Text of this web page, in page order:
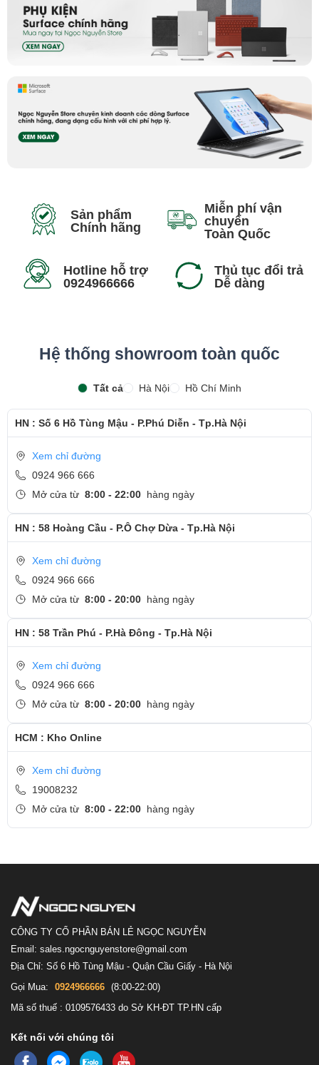
Sản phẩm
Chính hãng
Miễn phí vận
chuyển
Toàn Quốc
Hotline hỗ trợ
0924966666
Thủ tục đổi trả
Dễ dàng
Hệ thống showroom toàn quốc
Tất cả Hà Nội Hồ Chí Minh
HN : Số 6 Hồ Tùng Mậu - P.Phú Diễn - Tp.Hà Nội
Xem chỉ đường
0924 966 666
Mở cửa từ 8:00 - 22:00 hàng ngày
HN : 58 Hoàng Cầu - P.Ô Chợ Dừa - Tp.Hà Nội
Xem chỉ đường
0924 966 666
Mở cửa từ 8:00 - 20:00 hàng ngày
HN : 58 Trần Phú - P.Hà Đông - Tp.Hà Nội
Xem chỉ đường
0924 966 666
Mở cửa từ 8:00 - 20:00 hàng ngày
HCM : Kho Online
Xem chỉ đường
19008232
Mở cửa từ 8:00 - 22:00 hàng ngày
CÔNG TY CỔ PHẦN BÁN LẺ NGỌC NGUYỄN
Email: sales.ngocnguyenstore@gmail.com
Địa Chỉ: Số 6 Hồ Tùng Mậu - Quận Cầu Giấy - Hà Nội
Gọi Mua:
0924966666 (8:00-22:00)
Mã số thuế : 0109576433 do Sở KH-ĐT TP.HN cấp
Kết nối với chúng tôi